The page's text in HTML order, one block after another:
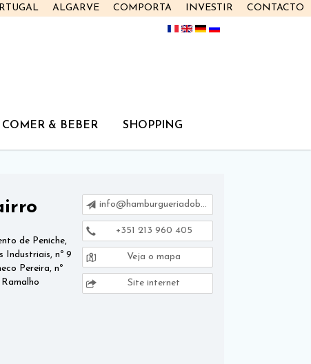
CONTACTO
INVESTIR
COMPORTA
ALGARVE
COMER & BEBER SHOPPING
de Peniche,
Industriais, nº 9
Pereira, nº
info@hamburgueriadobairro.pt
+351 213 960 405
Veja o mapa
Site internet